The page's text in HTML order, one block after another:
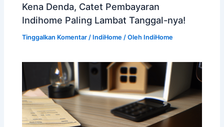
Kena Denda, Catet Pembayaran
Indihome Paling Lambat Tanggal-nya!
Tinggalkan Komentar / IndiHome / Oleh IndiHome